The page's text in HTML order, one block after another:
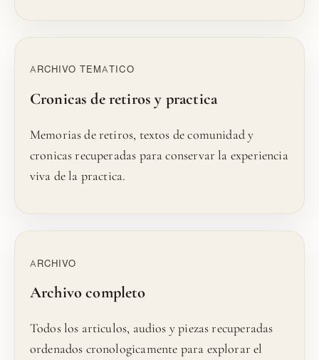
ARCHIVO TEMATICO
Cronicas de retiros y practica
Memorias de retiros, textos de comunidad y
cronicas recuperadas para conservar la experiencia
viva de la practica.
ARCHIVO
Archivo completo
Todos los articulos, audios y piezas recuperadas
ordenados cronologicamente para explorar el